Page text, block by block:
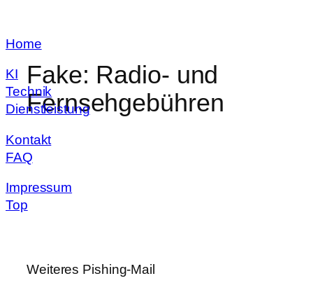
Inhalt
springen
Home
KI
Technik
Dienstleistung
Kontakt
FAQ
Impressum
Top
Fake: Radio- und
Fernsehgebühren
Weiteres Pishing-Mail